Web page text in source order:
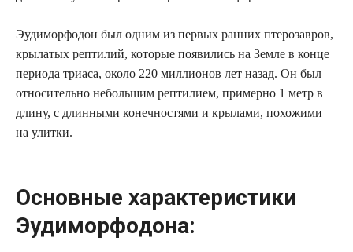
Эудиморфодон был одним из первых ранних птерозавров,
крылатых рептилий, которые появились на Земле в конце
периода триаса, около 220 миллионов лет назад. Он был
относительно небольшим рептилием, примерно 1 метр в
длину, с длинными конечностями и крылами, похожими
на улитки.
Основные характеристики
Эудиморфодона: